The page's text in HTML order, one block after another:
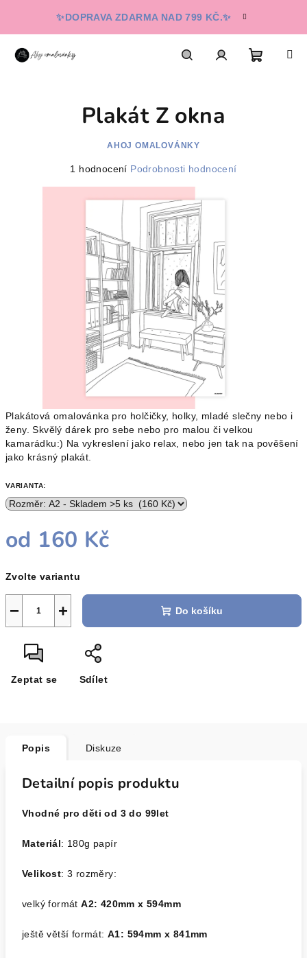
obsah
✨DOPRAVA ZDARMA NAD 799 KČ.✨
Plakátová omalovánka pro holčičky, holky, mladé slečny nebo i
ženy. Skvělý dárek pro sebe nebo pro malou či velkou
kamarádku:) Na vykreslení jako relax, nebo jen tak na pověšení
jako krásný plakát.
VARIANTA:
od 160 Kč
cena:
Zvolte variantu
+
− Do košíku
Zeptat se Sdílet
Plakát Z okna
AHOJ OMALOVÁNKY
1 hodnocení Podrobnosti hodnocení
Popis Diskuze
Detailní popis produktu
Vhodné pro děti od 3 do 99let
Materiál: 180g papír
Velikost: 3 rozměry:
velký formátA2: 420mm x 594mm
ještě větší formát: A1: 594mm x 841mm